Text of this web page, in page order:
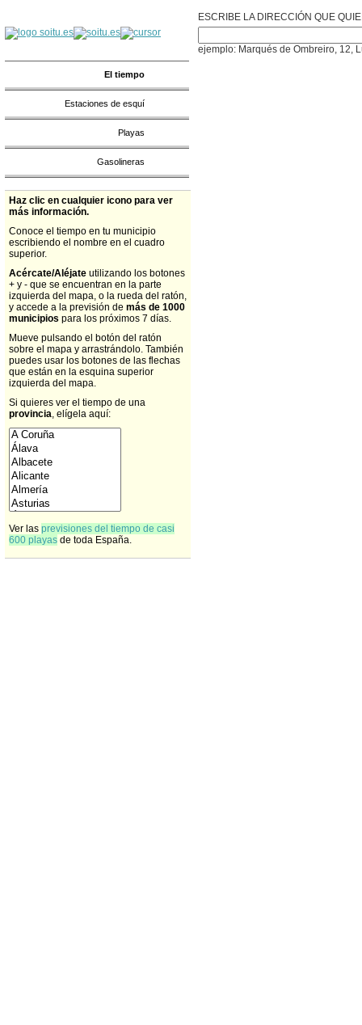
ESCRIBE LA DIRECCIÓN QUE
ejemplo: Marqués de Ombreiro, 12,
El tiempo
Estaciones de esquí
Playas
Gasolineras
Haz clic en cualquier icono para ver
más información.
Conoce el tiempo en tu municipio
escribiendo el nombre en el cuadro
superior.
Acércate/Aléjate utilizando los botones
+ y - que se encuentran en la parte
izquierda del mapa, o la rueda del ratón,
y accede a la previsión de más de 1000
municipios para los próximos 7 días.
Mueve pulsando el botón del ratón
sobre el mapa y arrastrándolo. También
puedes usar los botones de las flechas
que están en la esquina superior
izquierda del mapa.
Si quieres ver el tiempo de una
provincia, elígela aquí:
Ver las previsiones del tiempo de casi
600 playas de toda España.